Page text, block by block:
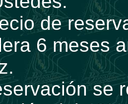
de
6 meses
se